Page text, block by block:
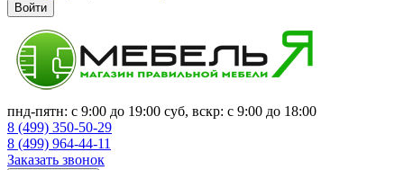
Войти
пнд-пятн: с 9:00 до 19:00 суб, вскр: с 9:00 до 18:00
8 (499) 350-50-29
8 (499) 964-44-11
Заказать звонок